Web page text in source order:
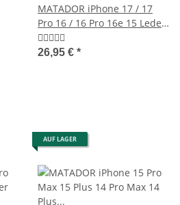
MATADOR iPhone 17 / 17
Pro 16 / 16 Pro 16e 15 Leder
Tasche Schwarz
26,95 € *
AUF LAGER